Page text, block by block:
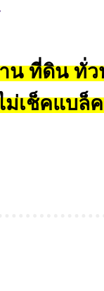
ที่ดิน ทั่ว
ม่เช็คแบล็